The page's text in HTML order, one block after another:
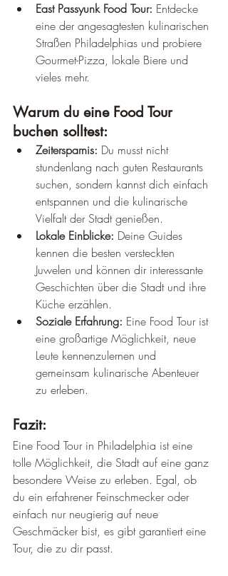
East Passyunk Food Tour: Entdecke
eine der angesagtesten kulinarischen
Straßen Philadelphias und probiere
Gourmet-Pizza, lokale Biere und
vieles mehr.
Warum du eine Food Tour
buchen solltest:
Zeitersparnis: Du musst nicht
stundenlang nach guten Restaurants
suchen, sondern kannst dich einfach
entspannen und die kulinarische
Vielfalt der Stadt genießen.
Lokale Einblicke: Deine Guides
kennen die besten versteckten
Juwelen und können dir interessante
Geschichten über die Stadt und ihre
Küche erzählen.
Soziale Erfahrung: Eine Food Tour ist
eine großartige Möglichkeit, neue
Leute kennenzulernen und
gemeinsam kulinarische Abenteuer
zu erleben.
Fazit:
Eine Food Tour in Philadelphia ist eine
tolle Möglichkeit, die Stadt auf eine ganz
besondere Weise zu erleben. Egal, ob
du ein erfahrener Feinschmecker oder
einfach nur neugierig auf neue
Geschmäcker bist, es gibt garantiert eine
Tour, die zu dir passt.